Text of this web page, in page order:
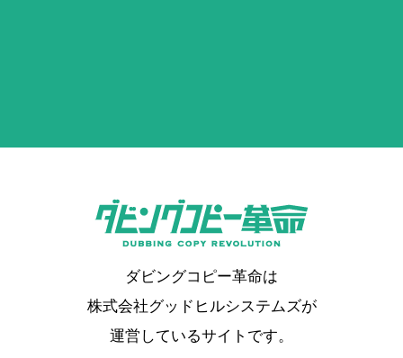
ダビングコピー革命は
株式会社グッドヒルシステムズが
運営しているサイトです。